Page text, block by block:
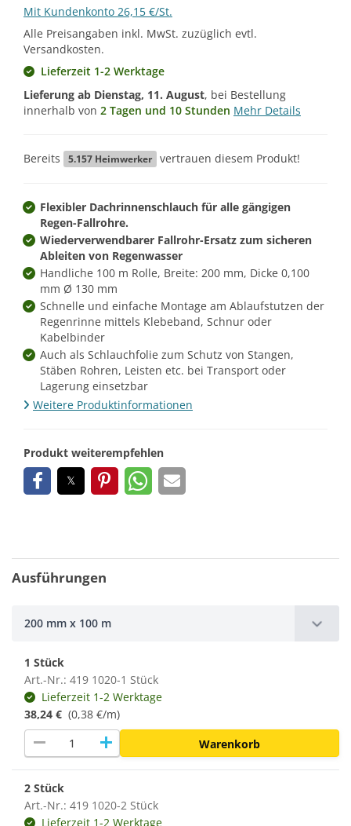
Mit Kundenkonto 26,15 €/St.
Alle Preisangaben inkl. MwSt. zuzüglich evtl.
Versandkosten.
Lieferzeit 1-2 Werktage
Lieferung ab Dienstag, 11. August, bei Bestellung
innerhalb von 2 Tagen und 10 Stunden Mehr Details
Bereits 5.157 Heimwerker vertrauen diesem Produkt!
Flexibler Dachrinnenschlauch für alle gängigen
Regen-Fallrohre.
Wiederverwendbarer Fallrohr-Ersatz zum sicheren
Ableiten von Regenwasser
Handliche 100 m Rolle, Breite: 200 mm, Dicke 0,100
mm Ø 130 mm
Schnelle und einfache Montage am Ablaufstutzen der
Regenrinne mittels Klebeband, Schnur oder
Kabelbinder
Auch als Schlauchfolie zum Schutz von Stangen,
Stäben Rohren, Leisten etc. bei Transport oder
Lagerung einsetzbar
Weitere Produktinformationen
Produkt weiterempfehlen
Ausführungen
200 mm x 100 m
1 Stück
Art.-Nr.: 419 1020-1 Stück
Lieferzeit 1-2 Werktage
38,24 € (0,38 €/m)
remove add Warenkorb
2 Stück
Art.-Nr.: 419 1020-2 Stück
Lieferzeit 1-2 Werktage